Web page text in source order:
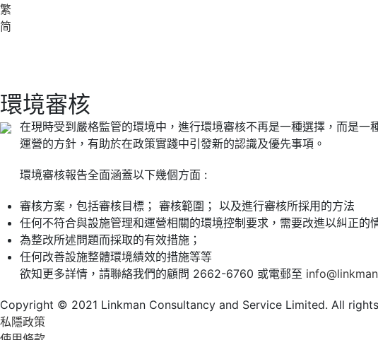
繁
简
環境審核
在現時受到嚴格監管的環境中，進行環境審核不再是一種選擇，而是
運營的方針，有助於在政策實踐中引發新的認識及優先事項。
環境審核報告全面涵蓋以下幾個方面 :
審核方案，包括審核目標； 審核範圍； 以及進行審核所採用的方法
任何不符合與設施管理和運營相關的環境控制要求，需要改進以糾正的
為整改所述問題而採取的有效措施；
任何改善設施整體環境績效的措施等等
欲知更多詳情，請聯絡我們的顧問 2662-6760 或電郵至
Copyright © 2021 Linkman Consultancy and Service Limited. All
私隱政策